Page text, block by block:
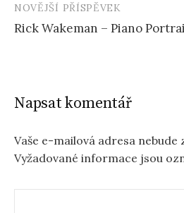
NOVĚJŠÍ PŘÍSPĚVEK
Rick Wakeman – Piano
Napsat komentář
Vaše e-mailová adresa nebude
Vyžadované informace jsou